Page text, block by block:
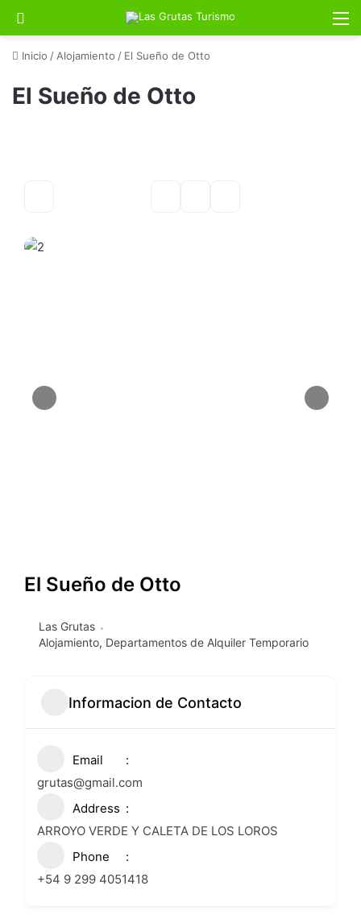
Inicio / Alojamiento / El Sueño de Otto
El Sueño de Otto
El Sueño de Otto
Las Grutas
Alojamiento, Departamentos de Alquiler Temporario
Informacion de Contacto
Email
grutas@gmail.com
Address
ARROYO VERDE Y CALETA DE LOS LOROS
Phone
+54 9 299 4051418